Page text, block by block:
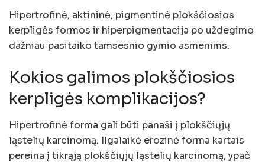
Hipertrofinė, aktininė, pigmentinė plokščiosios
kerpligės formos ir hiperpigmentacija po uždegimo
dažniau pasitaiko tamsesnio gymio asmenims.
Kokios galimos plokščiosios
kerpligės komplikacijos?
Hipertrofinė forma gali būti panaši į plokščiųjų
ląstelių karcinomą. Ilgalaikė erozinė forma kartais
pereina į tikrąją plokščiųjų ląstelių karcinomą, ypač